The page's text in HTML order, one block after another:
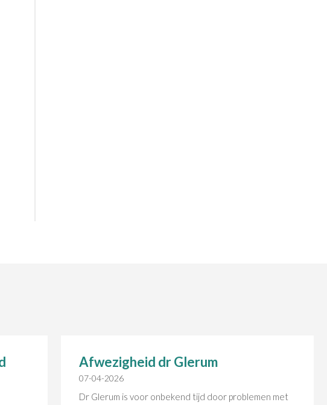
Afwezigheid dr Glerum
07-04-2026
Dr Glerum is voor onbekend tijd door problemen met